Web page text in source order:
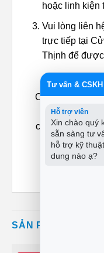
hoặc linh kiện
Vui lòng liên
trực tiếp tại
Thịnh để
Cảm ơn anh
anh em có
chiếc laptop
Chẩn đoán
SẢN PHẨM
Tư vấn & CSKH
Hỗ trợ viên
Xin chào quý
sẵn sàng tư
hỗ trợ kỹ
dung nào ạ?